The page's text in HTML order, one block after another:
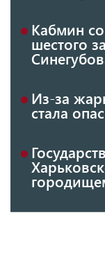
Кабмин
шестого
Из-за
стала